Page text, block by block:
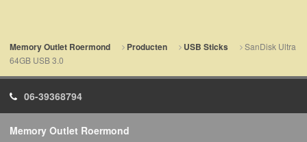
Memory Outlet Roermond Producten USB Sticks
SanDisk Ultra
64GB USB 3.0
06-39368794
Memory Outlet Roermond